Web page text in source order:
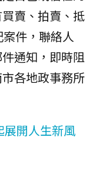
賣、拍賣、抵
件，聯絡人
通知，即時阻
各地政事務所
展開人生新風